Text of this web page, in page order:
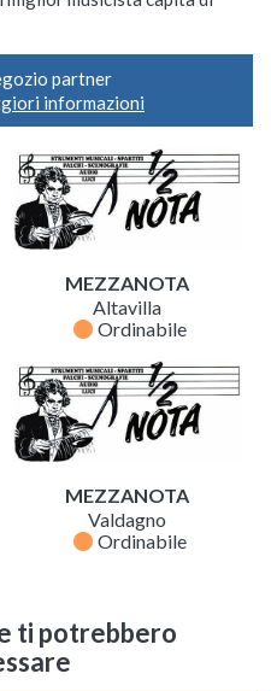
partner
informazioni
MEZZANOTA
Altavilla
fiber_manual_record Ordinabile
MEZZANOTA
Valdagno
fiber_manual_record Ordinabile
ti potrebbero